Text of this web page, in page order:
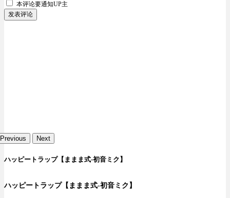
本评论要通知UP主
发表评论
Previous Next
ハッピートラップ【ままま式-初音ミク】
ハッピートラップ【ままま式-初音ミク】